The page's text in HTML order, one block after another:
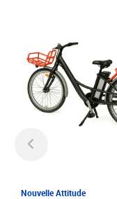
Nouvelle Attitude